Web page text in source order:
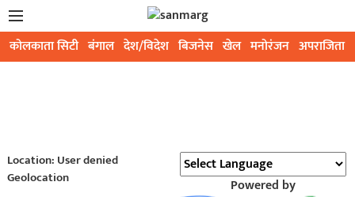
कोलकाता सिटी बंगाल देश/विदेश बिजनेस खेल मनोरंजन अपराजिता
Location: User denied
Geolocation
Powered by